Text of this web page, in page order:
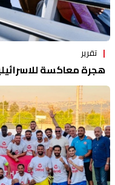
تقرير
هجرة معاكسة